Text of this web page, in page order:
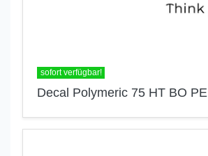
sofort verfügbar!
Decal Polymeric 75 HT BO PE